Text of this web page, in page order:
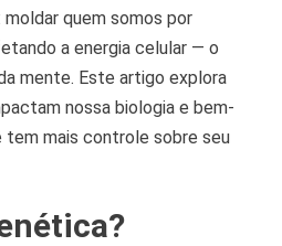
Celular
quem somos por
a energia celular — o
mente. Este artigo explora
nossa biologia e bem-
tem mais controle sobre seu